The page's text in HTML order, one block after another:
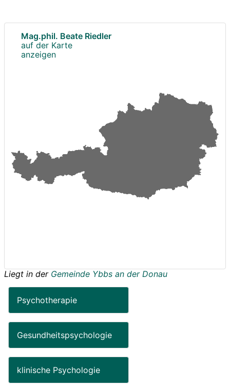
Mag.phil. Beate Riedler
auf der Karte
anzeigen
Liegt in der Gemeinde Ybbs an der Donau
Psychotherapie
Gesundheitspsychologie
klinische Psychologie